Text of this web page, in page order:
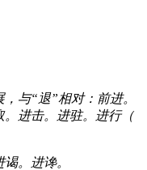
与“退”相对：前进。
。进击。进驻。进行（
。进谗。